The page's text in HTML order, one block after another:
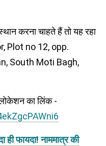
करना चाहते हैं तो यह रहा
Plot no 12, opp.
South Moti Bagh,
का लिंक -
फायदा! नाममात्र की